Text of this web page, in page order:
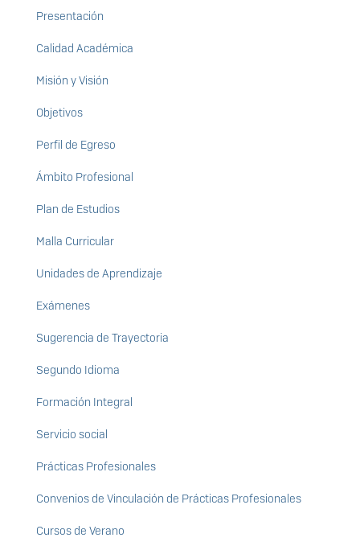
Presentación
Calidad Académica
Misión y Visión
Objetivos
Perfil de Egreso
Ámbito Profesional
Plan de Estudios
Malla Curricular
Unidades de Aprendizaje
Exámenes
Sugerencia de Trayectoria
Segundo Idioma
Formación Integral
Servicio social
Prácticas Profesionales
Convenios de Vinculación de Prácticas Profesionales
Cursos de Verano